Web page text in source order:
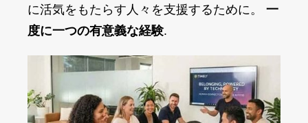
に活気をもたらす人々を支援するために。 一
度に一つの有意義な経験.